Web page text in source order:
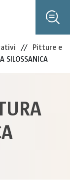
// Pitture e
SILOSSANICA